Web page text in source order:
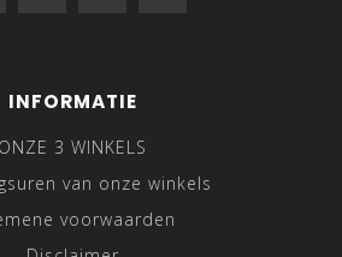
INFORMATIE
ONZE 3 WINKELS
van onze winkels
voorwaarden